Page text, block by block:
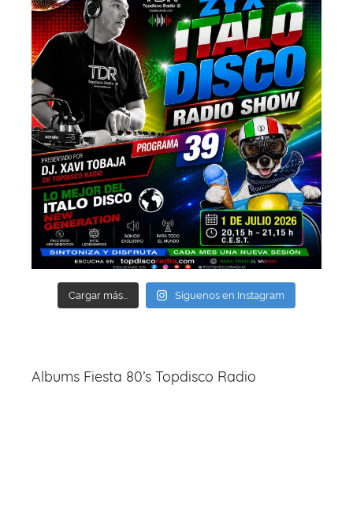
Cargar más... Síguenos en Instagram
Albums Fiesta 80’s Topdisco Radio